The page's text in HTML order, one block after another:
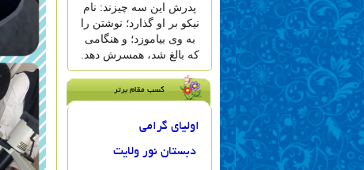
پدرش این سه چیزند: نام
نیکو بر او گذارد؛ نوشتن را
به وى بیاموزد؛ و هنگامى
که بالغ شد، همسرش دهد.
کسب مقام برتر
اولیای گرامی
دبستان نور ولایت